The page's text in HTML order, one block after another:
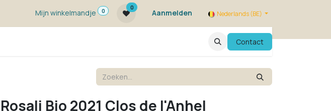
Mijn winkelmandje
0
0
Aanmelden Nederlands (BE)
EvenementenContact
Rosali Bio 2021 Clos de l'Anhel